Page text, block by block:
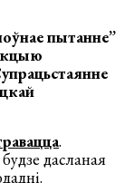
пытанне”
.
дасланая